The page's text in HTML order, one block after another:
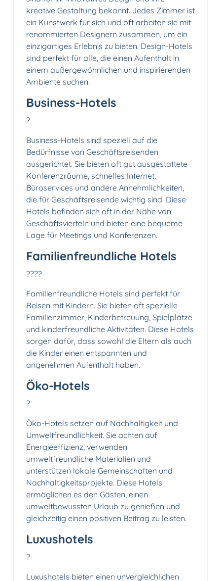
kreative Gestaltung bekannt. Jedes Zimmer ist
ein Kunstwerk für sich und oft arbeiten sie mit
renommierten Designern zusammen, um ein
einzigartiges Erlebnis zu bieten. Design-Hotels
sind perfekt für alle, die einen Aufenthalt in
einem außergewöhnlichen und inspirierenden
Ambiente suchen.
Business-Hotels
?
Business-Hotels sind speziell auf die
Bedürfnisse von Geschäftsreisenden
ausgerichtet. Sie bieten oft gut ausgestattete
Konferenzräume, schnelles Internet,
Büroservices und andere Annehmlichkeiten,
die für Geschäftsreisende wichtig sind. Diese
Hotels befinden sich oft in der Nähe von
Geschäftsvierteln und bieten eine bequeme
Lage für Meetings und Konferenzen.
Familienfreundliche Hotels
?‍?‍?‍?
Familienfreundliche Hotels sind perfekt für
Reisen mit Kindern. Sie bieten oft spezielle
Familienzimmer, Kinderbetreuung, Spielplätze
und kinderfreundliche Aktivitäten. Diese Hotels
sorgen dafür, dass sowohl die Eltern als auch
die Kinder einen entspannten und
angenehmen Aufenthalt haben.
Öko-Hotels
?
Öko-Hotels setzen auf Nachhaltigkeit und
Umweltfreundlichkeit. Sie achten auf
Energieeffizienz, verwenden
umweltfreundliche Materialien und
unterstützen lokale Gemeinschaften und
Nachhaltigkeitsprojekte. Diese Hotels
ermöglichen es den Gästen, einen
umweltbewussten Urlaub zu genießen und
gleichzeitig einen positiven Beitrag zu leisten.
Luxushotels
?
Luxushotels bieten einen unvergleichlichen